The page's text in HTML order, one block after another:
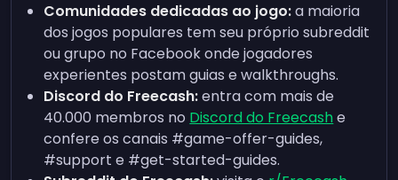
Comunidades dedicadas ao jogo:a maioria
dos jogos populares tem seu próprio subreddit
ou grupo no Facebook onde jogadores
experientes postam guias e walkthroughs.
Discord do Freecash:entra com mais de
40.000 membros no Discord do Freecashe
confere os canais #game-offer-guides,
#support e #get-started-guides.